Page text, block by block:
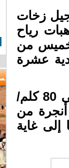
زخات
25 ملم) مع هبات رياح
من
عشرة
ومن المتوقع تسجيل هبات رياح قوية (من 75 إلى 80 كلم/
من
غاية